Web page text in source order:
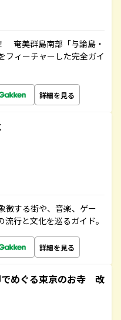
奄美群島南部「与論島・
フィーチャーした完全ガイ
詳細を見る
徴する街や、音楽、ゲー
行と文化を巡るガイド。
詳細を見る
めぐる東京のお寺 改